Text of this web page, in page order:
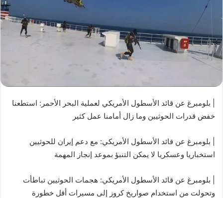
| بلومبرغ عن قائد الأسطول الأمريكي لعملية البحر الأحمر: استطعنا
خفض قدرات الحوثيين وما زال أمامنا عمل كثير
| بلومبرغ عن قائد الأسطول الأمريكي: مع دعم إيران للحوثيين
استخباريا وعسكريا لا يمكن التنبؤ بموعد إنجاز المهمة
| بلومبرغ عن قائد الأسطول الأمريكي: هجمات الحوثيين تباطأت
وتحولت من استخدام صواريخ كروز إلى مسيرات أقل خطورة